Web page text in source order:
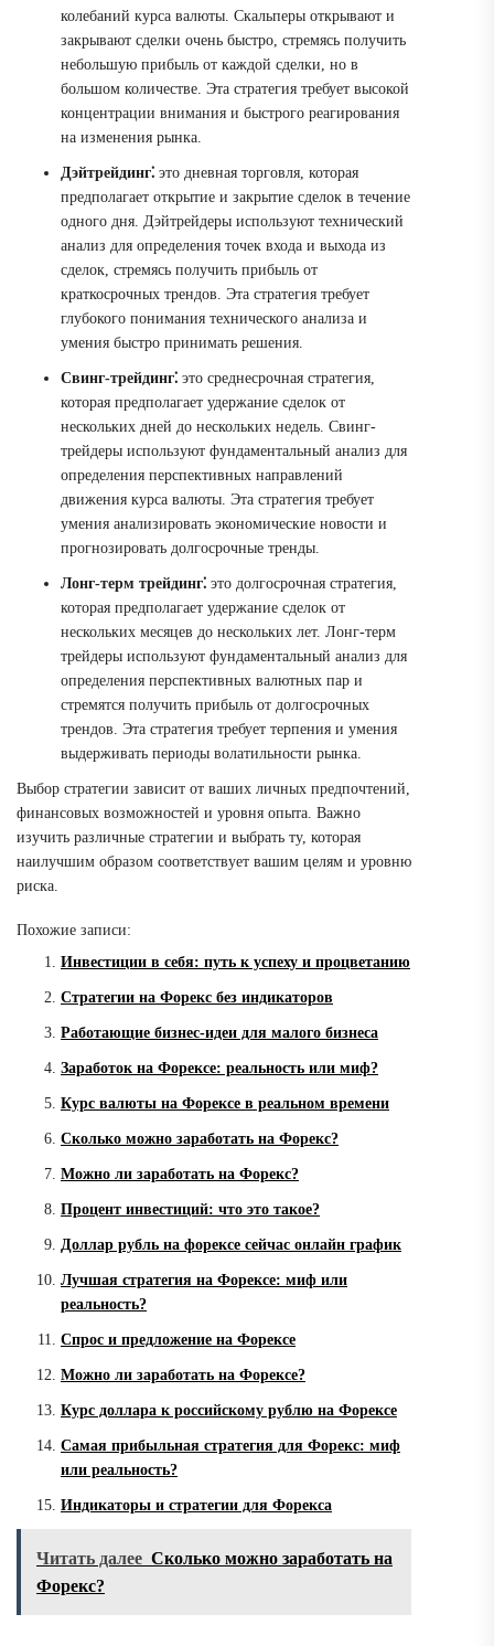
колебаний курса валюты. Скальперы открывают и
закрывают сделки очень быстро, стремясь получить
небольшую прибыль от каждой сделки, но в
большом количестве. Эта стратегия требует высокой
концентрации внимания и быстрого реагирования
на изменения рынка.
Дэйтрейдинг⁚ это дневная торговля, которая
предполагает открытие и закрытие сделок в течение
одного дня. Дэйтрейдеры используют технический
анализ для определения точек входа и выхода из
сделок, стремясь получить прибыль от
краткосрочных трендов. Эта стратегия требует
глубокого понимания технического анализа и
умения быстро принимать решения.
Свинг-трейдинг⁚ это среднесрочная стратегия,
которая предполагает удержание сделок от
нескольких дней до нескольких недель. Свинг-
трейдеры используют фундаментальный анализ для
определения перспективных направлений
движения курса валюты. Эта стратегия требует
умения анализировать экономические новости и
прогнозировать долгосрочные тренды.
Лонг-терм трейдинг⁚ это долгосрочная стратегия,
которая предполагает удержание сделок от
нескольких месяцев до нескольких лет. Лонг-терм
трейдеры используют фундаментальный анализ для
определения перспективных валютных пар и
стремятся получить прибыль от долгосрочных
трендов. Эта стратегия требует терпения и умения
выдерживать периоды волатильности рынка.
Выбор стратегии зависит от ваших личных предпочтений,
финансовых возможностей и уровня опыта. Важно
изучить различные стратегии и выбрать ту, которая
наилучшим образом соответствует вашим целям и уровню
риска.
Похожие записи:
Инвестиции в себя: путь к успеху и процветанию
Стратегии на Форекс без индикаторов
Работающие бизнес-идеи для малого бизнеса
Заработок на Форексе: реальность или миф?
Курс валюты на Форексе в реальном времени
Сколько можно заработать на Форекс?
Можно ли заработать на Форекс?
Процент инвестиций: что это такое?
Доллар рубль на форексе сейчас онлайн график
Лучшая стратегия на Форексе: миф или
реальность?
Спрос и предложение на Форексе
Можно ли заработать на Форексе?
Курс доллара к российскому рублю на Форексе
Самая прибыльная стратегия для Форекс: миф
или реальность?
Индикаторы и стратегии для Форекса
Читать далее Сколько можно заработать на
Форекс?